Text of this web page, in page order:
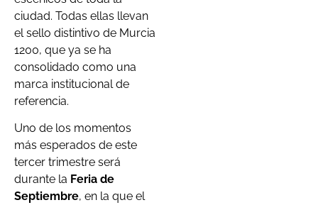
ciudad. Todas ellas llevan
el sello distintivo de Murcia
1200, que ya se ha
consolidado como una
marca institucional de
referencia.
Uno de los momentos
más esperados de este
tercer trimestre será
durante la Feria de
Septiembre, en la que el